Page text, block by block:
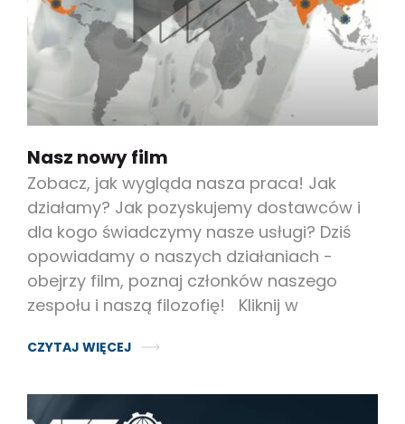
Nasz nowy film
Zobacz, jak wygląda nasza praca! Jak
działamy? Jak pozyskujemy dostawców i
dla kogo świadczymy nasze usługi? Dziś
opowiadamy o naszych działaniach -
obejrzy film, poznaj członków naszego
zespołu i naszą filozofię! Kliknij w
CZYTAJ WIĘCEJ